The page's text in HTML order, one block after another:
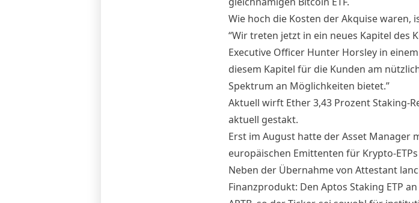
Wie hoch die Kosten der Akquise waren,
“Wir treten jetzt in ein neues Kapitel des
Executive Officer Hunter Horsley in
diesem Kapitel für die Kunden am
Spektrum an Möglichkeiten bietet.”
Aktuell wirft Ether 3,43 Prozent Staking-
aktuell gestakt.
Erst im August hatte der Asset Manager
europäischen Emittenten für Krypto-ETPs
Neben der Übernahme von Attestant
Finanzprodukt: Den Aptos Staking ETP an